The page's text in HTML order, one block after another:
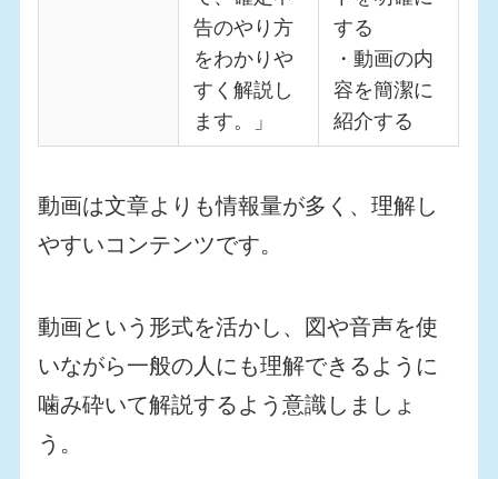
告のやり方
をわかりや
すく解説し
ます。」
する
・動画の内
容を簡潔に
紹介する
動画は文章よりも情報量が多く、理解し
やすいコンテンツです。
動画という形式を活かし、図や音声を使
いながら一般の人にも理解できるように
噛み砕いて解説するよう意識しましょ
う。